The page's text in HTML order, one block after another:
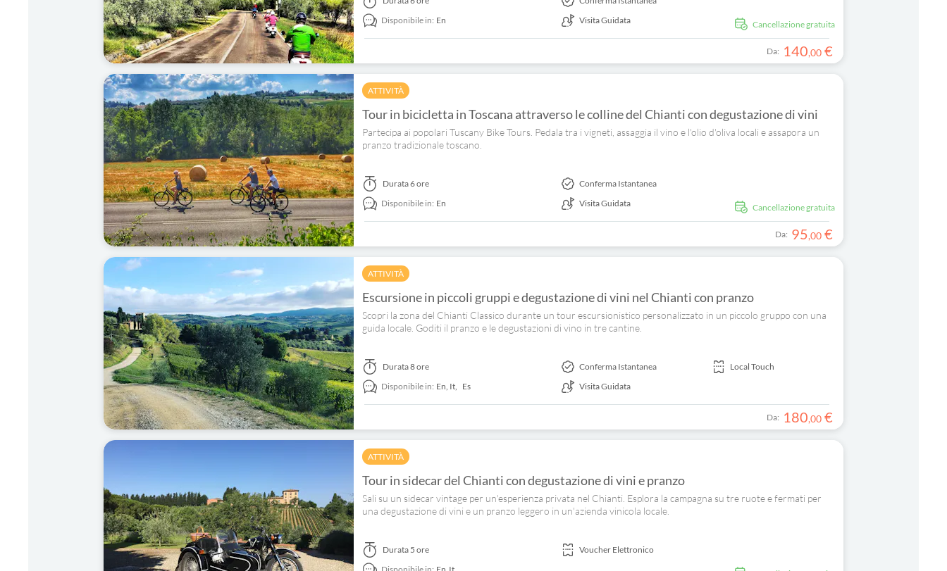
Cancellazione gratuita
Disponibile in: En
Visita Guidata
Da: 140,00 €
ATTIVITÀ
Tour in bicicletta in Toscana attraverso le colline del Chianti con degustazione di vini
Partecipa ai popolari Tuscany Bike Tours. Pedala tra i vigneti, assaggia il vino e l'olio d'oliva locali e assapora un
pranzo tradizionale toscano.
Cancellazione gratuita
Durata6 ore
Disponibile in: En
Conferma Istantanea
Visita Guidata
Da: 95,00 €
ATTIVITÀ
Escursione in piccoli gruppi e degustazione di vini nel Chianti con pranzo
Scopri la zona del Chianti Classico durante un tour escursionistico personalizzato in un piccolo gruppo con una
guida locale. Goditi il pranzo e le degustazioni di vino in tre cantine.
Durata8 ore
Disponibile in: En, It, Es
Conferma Istantanea
Visita Guidata
Local Touch
Da: 180,00 €
ATTIVITÀ
Tour in sidecar del Chianti con degustazione di vini e pranzo
Sali su un sidecar vintage per un'esperienza privata nel Chianti. Esplora la campagna su tre ruote e fermati per
una degustazione di vini e un pranzo leggero in un'azienda vinicola locale.
Durata 5 ore
Voucher Elettronico